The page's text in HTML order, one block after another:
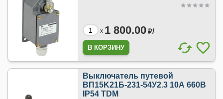
x 1 800.00₽/
Выключатель путевой
ВП15K21Б-231-54У2.3 10А 660В
IP54 TDM